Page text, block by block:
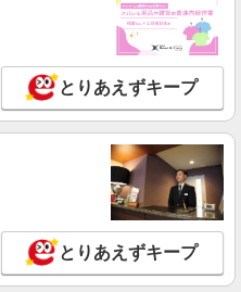
とりあえずキープ
とりあえずキープ